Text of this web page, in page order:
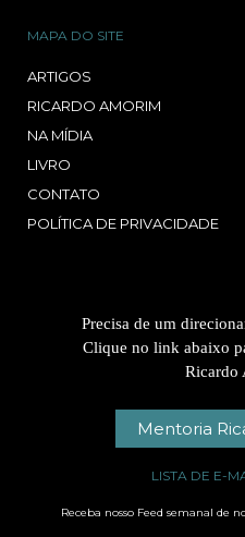
MAPA DO SITE
ARTIGOS
RICARDO AMORIM
NA MÍDIA
LIVRO
CONTATO
POLÍTICA DE PRIVACIDADE
Precisa de um
Clique no link abaixo
Ricardo
Mentoria
LISTA DE E-
Receba nosso Feed semanal de